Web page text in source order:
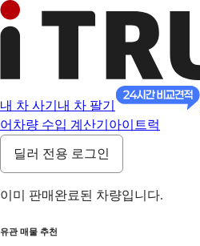
내 차 사기 내 차 팔기
어 차량 수입 계산기 아이트럭
딜러 전용 로그인
이미 판매완료된 차량입니다.
유관 매물 추천